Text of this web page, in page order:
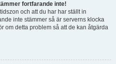
fortfarande inte!
och att du har har ställt in
inte stämmer så är serverns klocka
om detta problem så att de kan åtgärda